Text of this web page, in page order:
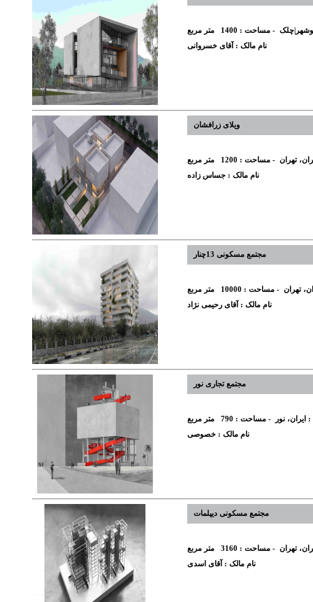
- مساحت : 1400 متر مربع
نام مالک :
آقای خسروانی
ویلای زرافشان
تهران - مساحت : 1200 متر مربع
نام مالک : جساس زاده
مجتمع مسکونی 13چنار
تهران - مساحت : 10000 متر مربع
نام مالک :
آقای رحیمی نژاد
مجتمع تجاری نور
: ایران، نور - مساحت : 790 متر مربع
نام مالک : خصوصی
مجتمع مسکونی دیپلمات
تهران - مساحت : 3160 متر مربع
نام مالک :
آقای اسدی